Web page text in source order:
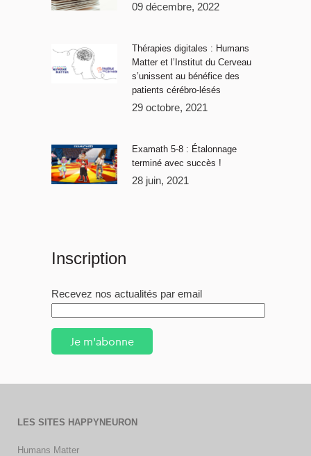
09 décembre, 2022
Thérapies digitales : Humans
Matter et l’Institut du Cerveau
s’unissent au bénéfice des
patients cérébro-lésés
29 octobre, 2021
Examath 5-8 : Étalonnage
terminé avec succès !
28 juin, 2021
Inscription
Recevez nos actualités par email
Je m'abonne
LES SITES HAPPYNEURON
Humans Matter